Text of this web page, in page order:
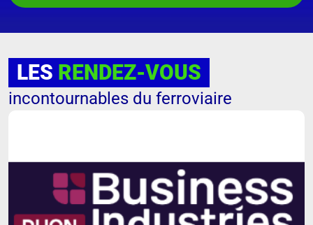
LES RENDEZ-VOUS
incontournables du ferroviaire